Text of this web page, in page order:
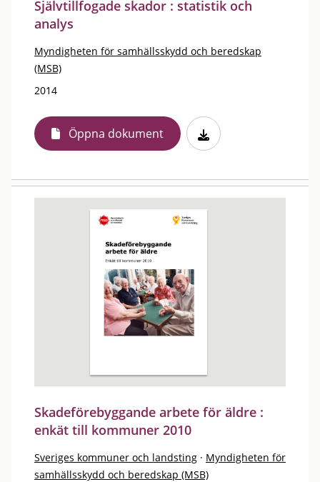
Självtillfogade skador : statistik och
analys
Myndigheten för samhällsskydd och beredskap
(MSB)
2014
Öppna dokument
Skadeförebyggande arbete för äldre :
enkät till kommuner 2010
Sveriges kommuner och landsting · Myndigheten för
samhällsskydd och beredskap (MSB)